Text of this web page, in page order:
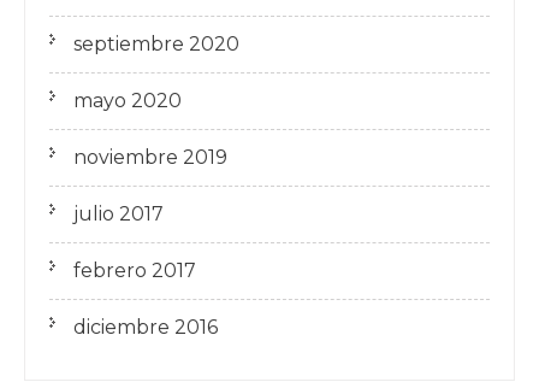
septiembre 2020
mayo 2020
noviembre 2019
julio 2017
febrero 2017
diciembre 2016